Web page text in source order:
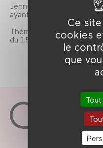
Ce
cookies
le
que
Jenny Teng est une
ayant notamment réalisé
Thématique
Qui se
du 15 avril au 4 mai 2025.